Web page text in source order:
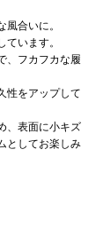
合いに。
います。
、フカフカな履
性をアップして
、表面に小キズ
としてお楽しみ